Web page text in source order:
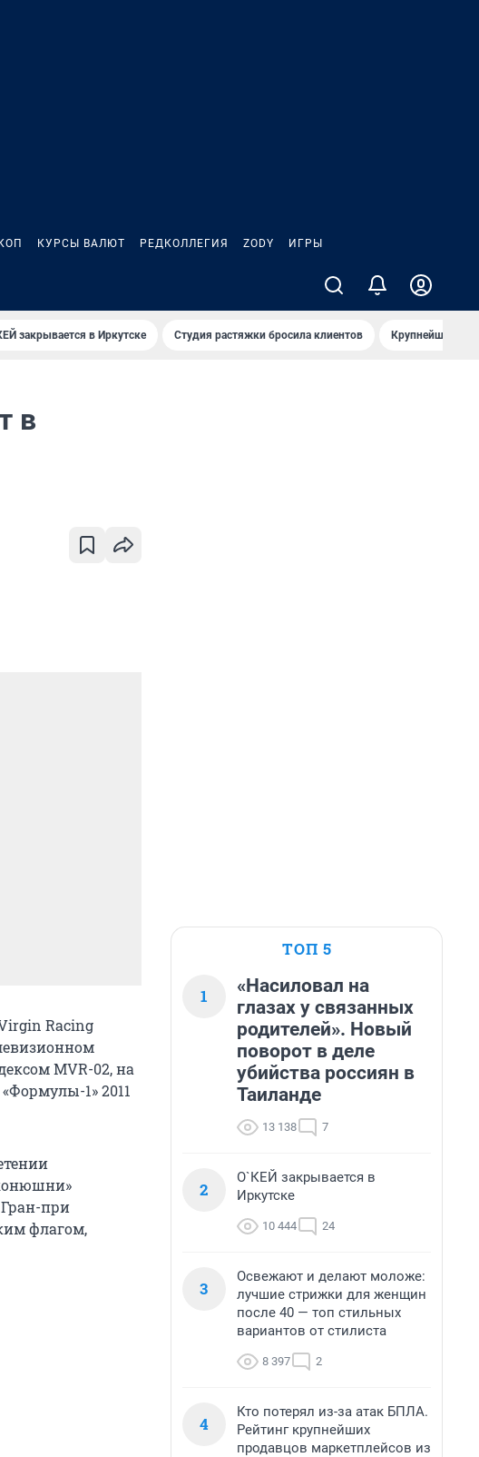
КУРСЫ ВАЛЮТ РЕДКОЛЛЕГИЯ ZODY ИГРЫ
закрывается в Иркутске Студия растяжки бросила клиентов Крупнейшие
в
Racing
MVR-02, на
1» 2011
при
флагом,
ТОП 5
1
«Насиловал на
глазах у связанных
родителей». Новый
поворот в деле
убийства россиян в
Таиланде
13 138 7
2
О`КЕЙ закрывается в
Иркутске
10 444 24
3
Освежают и делают моложе:
лучшие стрижки для женщин
после 40 — топ стильных
вариантов от стилиста
8 397 2
4
Кто потерял из-за атак БПЛА.
Рейтинг крупнейших
продавцов маркетплейсов из